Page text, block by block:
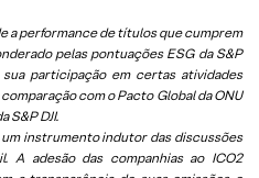
a performance de títulos que cumprem
pelas pontuações ESG da S&P
participação em certas atividades
com o Pacto Global da ONU
S&P DJI.
instrumento indutor das discussões
A adesão das companhias ao ICO2